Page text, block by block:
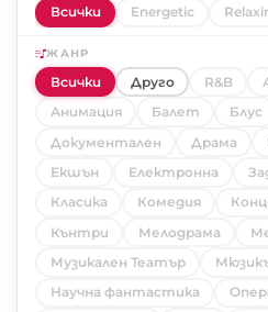
Всички Energetic
ЖАНР
Всички Друго R&B
Анимация
Балет Блус
Документален
Драма
Екшън
Електронна
Класика
Комедия
Кънтри
Мелодрама
Музикален Театър
Научна фантастика